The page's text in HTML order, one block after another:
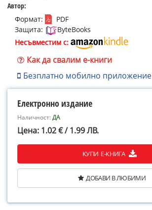
Автор:
Формат:
PDF
Защита:
ByteBooks
Несъвместим с:
Как да свалим е-книги
Безплатно мобилно приложение
Електронно издание
Наличност:ДА
Цена: 1.02 € / 1.99 ЛВ.
КУПИ Е-КНИГА
ДОБАВИ В ЛЮБИМИ